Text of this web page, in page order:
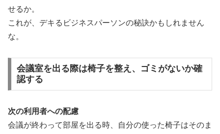
せるか。
これが、デキるビジネスパーソンの秘訣かもしれません
な。
会議室を出る際は椅子を整え、ゴミがないか確
認する
次の利用者への配慮
会議が終わって部屋を出る時、自分の使った椅子はそのま